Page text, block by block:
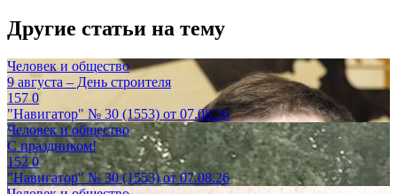
Другие статьи на тему
Человек и общество
9 августа – День строителя
1570
"Навигатор" № 30 (1553) от 07.08.26
Человек и общество
С праздником!
1520
"Навигатор" № 30 (1553) от 07.08.26